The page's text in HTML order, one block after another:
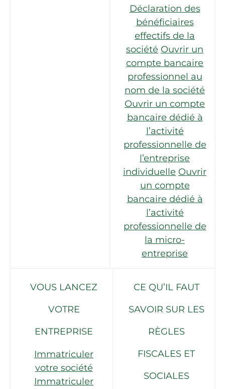
Déclaration des
bénéficiaires
effectifs de la
société Ouvrir un
compte bancaire
professionnel au
nom de la société
Ouvrir un compte
bancaire dédié à
l’activité
professionnelle de
l’entreprise
individuelle Ouvrir
un compte
bancaire dédié à
l’activité
professionnelle de
la micro-
entreprise
VOUS LANCEZ
VOTRE
ENTREPRISE
Immatriculer
votre société
Immatriculer
CE QU’IL FAUT
SAVOIR SUR LES
RÈGLES
FISCALES ET
SOCIALES